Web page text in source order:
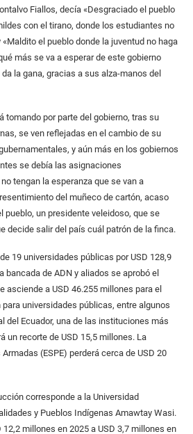
Fiallos, decía «Desgraciado el pueblo
con el tirano, donde los estudiantes no
el pueblo donde la juventud no haga
más se va a esperar de este gobierno
la gana, gracias a sus alza-manos del
tomando por parte del gobierno, tras su
se ven reflejadas en el cambio de su
y aún más en los gobiernos
se debía las asignaciones
tengan la esperanza que se van a
del muñeco de cartón, acaso
pueblo, un presidente veleidoso, que se
decide salir del país cuál patrón de la finca.
19 universidades públicas por USD 128,9
bancada de ADN y aliados se aprobó el
asciende a USD 46.255 millones para el
universidades públicas, entre algunos
del Ecuador, una de las instituciones más
un recorte de USD 15,5 millones. La
(ESPE) perderá cerca de USD 20
corresponde a la Universidad
y Pueblos Indígenas Amawtay Wasi.
millones en 2025 a USD 3,7 millones en